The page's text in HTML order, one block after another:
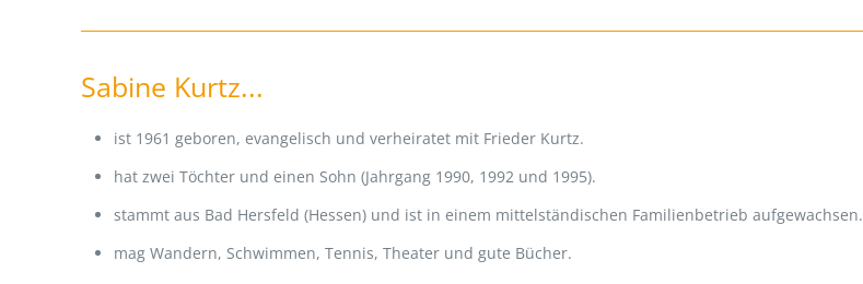
Sabine Kurtz...
ist 1961 geboren, evangelisch und verheiratet mit Frieder Kurtz.
hat zwei Töchter und einen Sohn (Jahrgang 1990, 1992 und 1995).
stammt aus Bad Hersfeld (Hessen) und ist in einem mittelständischen Familienbetrieb aufgewachsen.
mag Wandern, Schwimmen, Tennis, Theater und gute Bücher.